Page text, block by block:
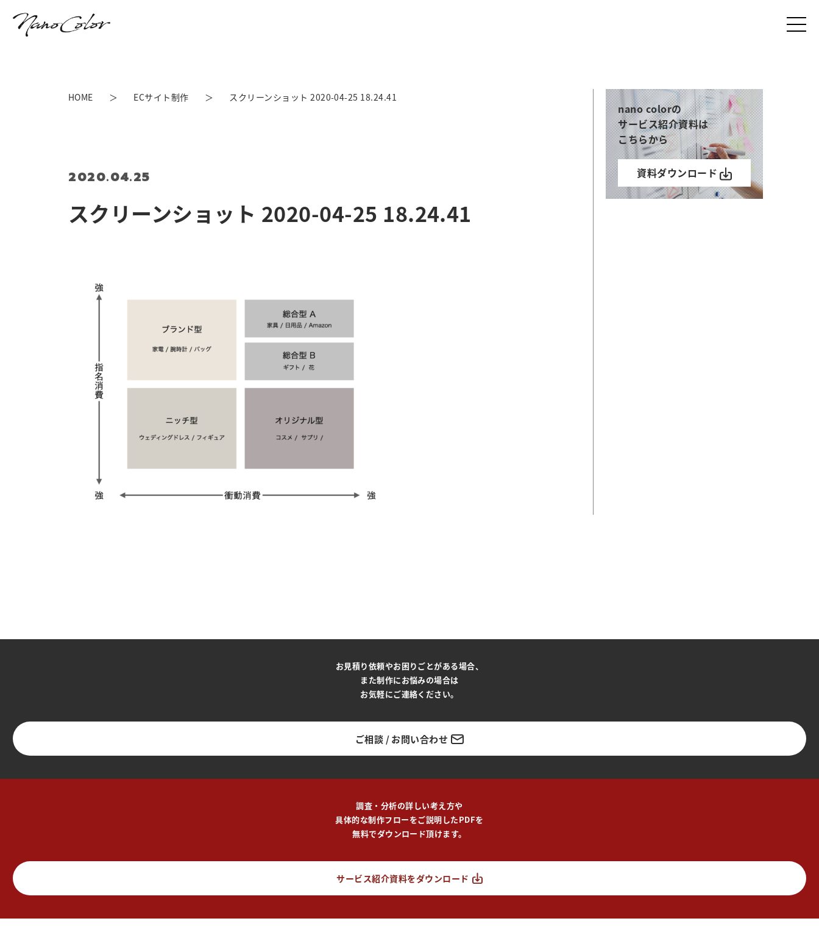
スクリーンショット 2020-04-25 18.24.41
2020.04.25
HOME ECサイト制作 スクリーンショット 2020-04-25 18.24.41
nano colorの
サービス紹介資料は
こちらから
資料ダウンロード
お見積り依頼やお困りごとがある場合、
また制作にお悩みの場合は
お気軽にご連絡ください。
ご相談 / お問い合わせ
調査・分析の詳しい考え方や
具体的な制作フローをご説明したPDFを
無料でダウンロード頂けます。
サービス紹介資料をダウンロード